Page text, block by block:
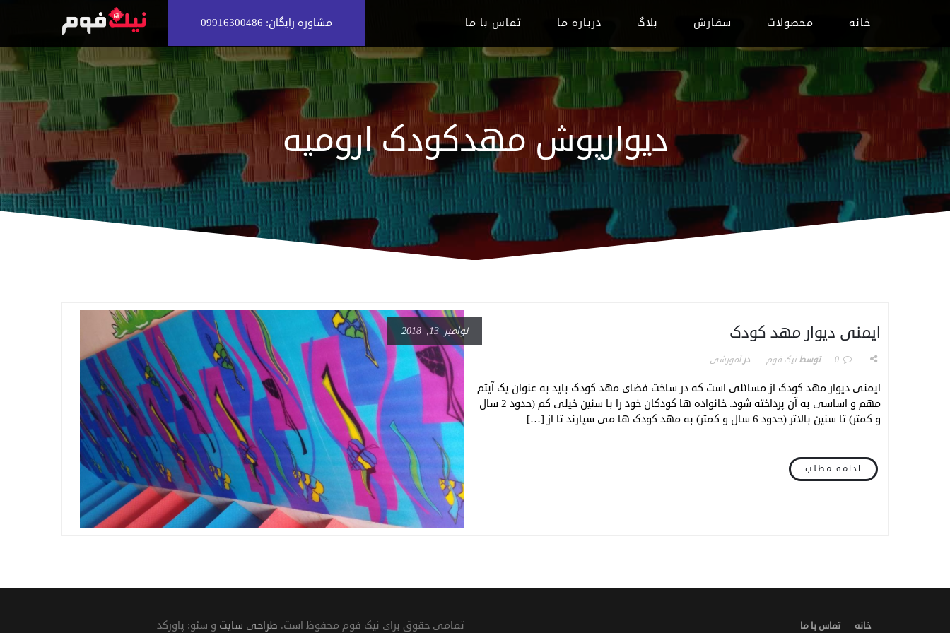
مشاوره رایگان: 09916300486 خانه محصولات سفارش بلاگ درباره ما تماس با ما
دیوارپوش مهدکودک ارومیه
نوامبر 13, 2018 ایمنی دیوار مهد کودک
توسطنیک فوم درآموزشی 0
ایمنی دیوار مهد کودک از مسائلی است که در ساخت فضای مهد کودک باید به عنوان یک آیتم
مهم و اساسی به آن پرداخته شود. خانواده ها کودکان خود را با سنین خیلی کم (حدود 2 سال
و کمتر) تا سنین بالاتر (حدود 6 سال و کمتر) به مهد کودک ها می سپارند تا از […]
ادامه مطلب
تمامی حقوق برای نیک فوم محفوظ است. طراحی سایت و سئو: پاورکد خانه تماس با ما